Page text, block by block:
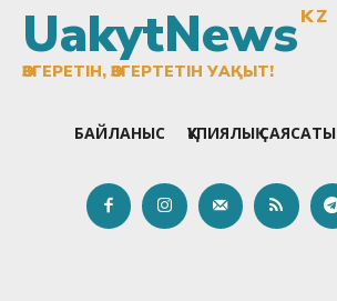
UakytNewsKZ
ӨЗГЕРЕТІН, ӨЗГЕРТЕТІН УАҚЫТ!
БАЙЛАНЫС ҚҰПИЯЛЫҚ САЯСАТЫ